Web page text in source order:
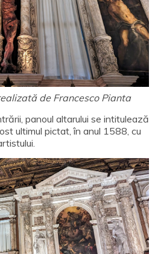
de Francesco Pianta
panoul altarului se intitulează
ultimul pictat, în anul 1588, cu